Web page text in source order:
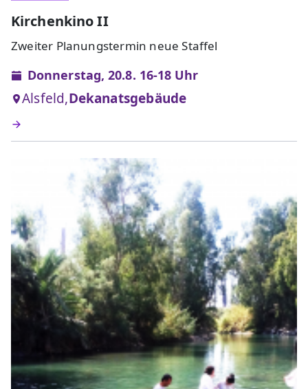
Kirchenkino II
Zweiter Planungstermin neue Staffel
Donnerstag, 20.8. 16-18 Uhr
Alsfeld,Dekanatsgebäude